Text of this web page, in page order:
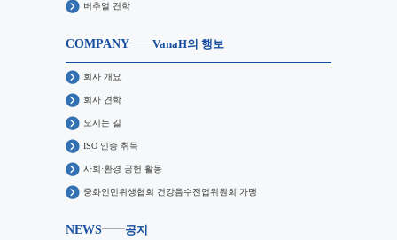
버추얼 견학
COMPANY VanaH의 행보
회사 개요
회사 견학
오시는 길
ISO 인증 취득
사회·환경 공헌 활동
중화인민위생협회 건강음수전업위원회 가맹
NEWS 공지